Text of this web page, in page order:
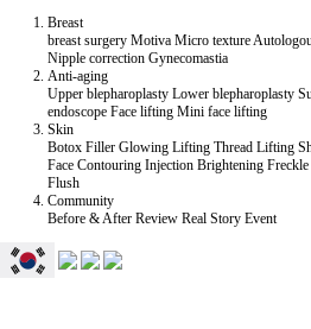
Breast
breast surgery Motiva Micro texture
Nipple correction Gynecomastia
Anti-aging
Upper blepharoplasty Lower blepharoplasty
endoscope Face lifting Mini face lifting
Skin
Botox Filler Glowing Lifting Thread Lifting
Face Contouring Injection Brightening
Flush
Community
Before & After Review Real Story Event